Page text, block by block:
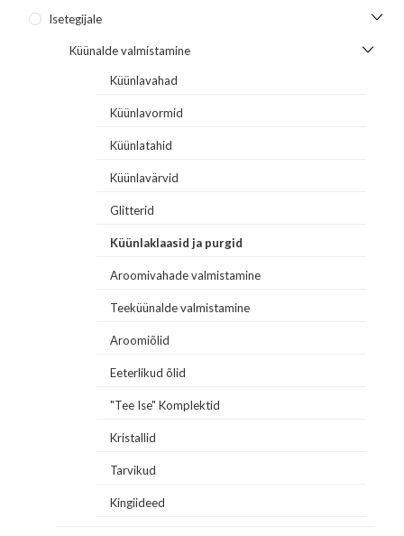
Isetegijale
Küünalde valmistamine
Küünlavahad
Küünlavormid
Küünlatahid
Küünlavärvid
Glitterid
Küünlaklaasid ja purgid
Aroomivahade valmistamine
Teeküünalde valmistamine
Aroomiõlid
Eeterlikud õlid
"Tee Ise" Komplektid
Kristallid
Tarvikud
Kingiideed